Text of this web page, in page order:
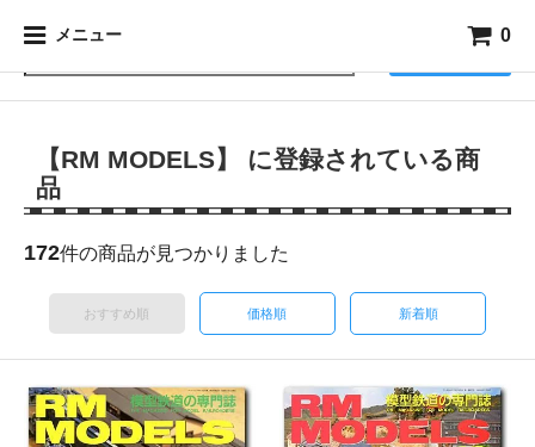
メニュー 0
【RM MODELS】 に登録されている商
品
172件の商品が見つかりました
おすすめ順 価格順 新着順